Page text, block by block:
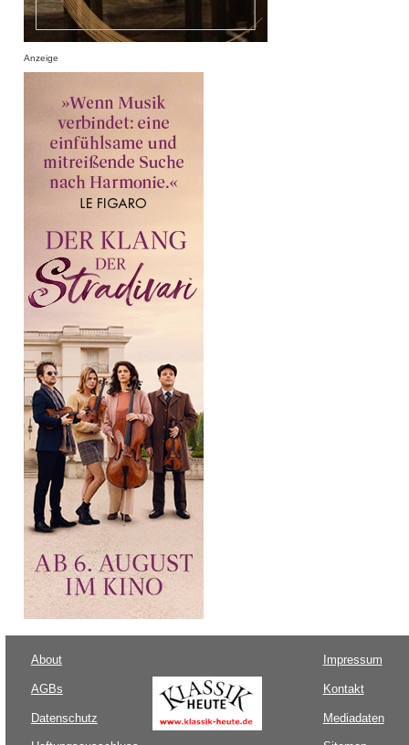
Anzeige
About
AGBs
Datenschutz
Impressum
Kontakt
Mediadaten